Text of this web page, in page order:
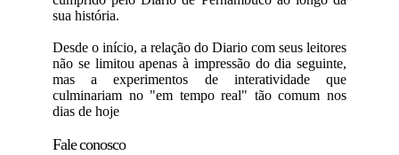
sua história.
Desde o início, a relação do Diario com seus leitores
não se limitou apenas à impressão do dia seguinte,
mas a experimentos de interatividade que
culminariam no "em tempo real" tão comum nos
dias de hoje
Fale conosco